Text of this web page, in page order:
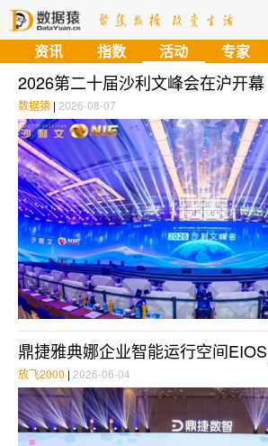
资讯 指数 活动 专家
数据猿 | 2026-08-07
放飞2000 | 2026-06-04